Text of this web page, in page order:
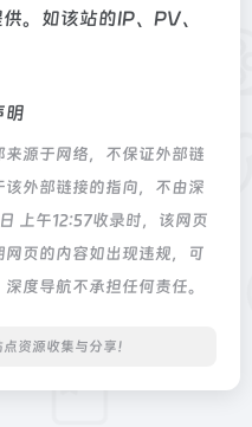
。如该站的IP、PV、
明
源于网络，不保证外部链
外部链接的指向，不由深
上午12:57收录时，该网页
网页的内容如出现违规，可
度导航不承担任何责任。
资源收集与分享！